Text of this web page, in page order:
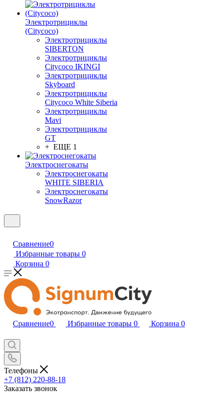
Электротрициклы
(Citycoco)
Электротрициклы
SIBERTON
Электротрициклы
Citycoco IKINGI
Электротрициклы
Skyboard
Электротрициклы
Citycoco White Siberia
Электротрициклы
Mavi
Электротрициклы
GT
+ ЕЩЕ 1
Электроснегокаты
Электроснегокаты
WHITE SIBERIA
Электроснегокаты
SnowRazor
Сравнение0
Избранные товары 0
Корзина 0
Сравнение0 Избранные товары 0 Корзина 0
Телефоны
+7 (812) 220-88-18
Заказать звонок